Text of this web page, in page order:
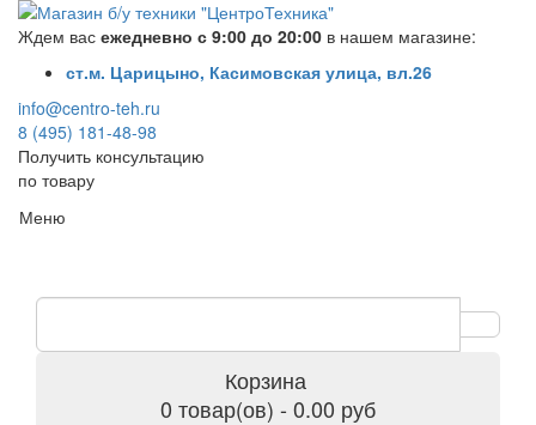
Ждем вас ежедневно с 9:00 до 20:00 в нашем магазине:
ст.м. Царицыно, Касимовская улица, вл.26
info@centro-teh.ru
8 (495) 181-48-98
Получить консультацию
по товару
Меню
Корзина
0 товар(ов) - 0.00 руб